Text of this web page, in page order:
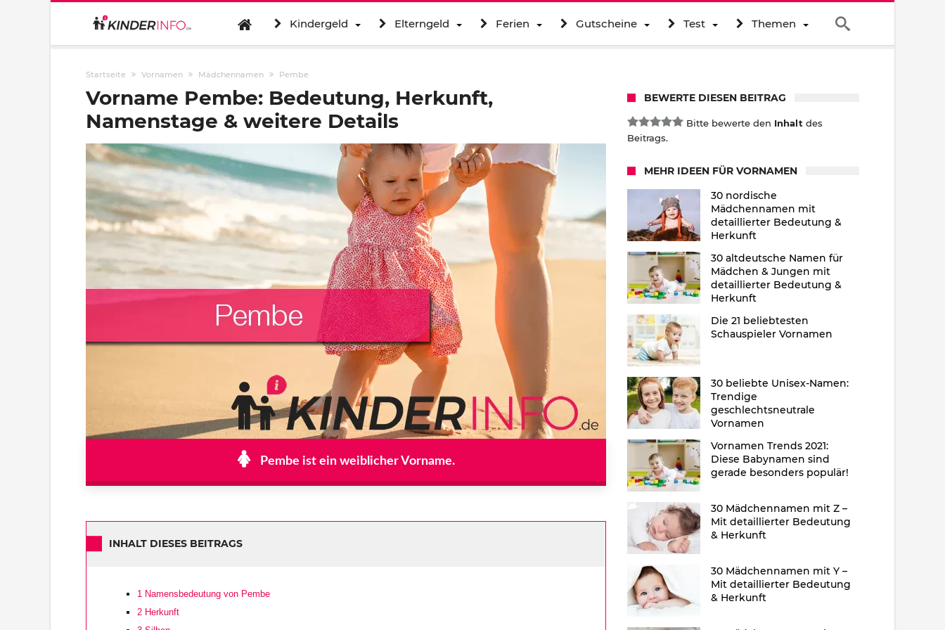
Kindergeld Elterngeld Ferien Gutscheine Test Themen
Startseite Vornamen Mädchennamen Pembe
Vorname Pembe: Bedeutung, Herkunft,
Namenstage & weitere Details
Pembe ist ein weiblicher Vorname.
INHALT DIESES BEITRAGS
1 Namensbedeutung von Pembe
2 Herkunft
BEWERTE DIESEN BEITRAG
Bitte bewerte den Inhalt des
Beitrags.
MEHR IDEEN FÜR VORNAMEN
30 nordische
Mädchennamen mit
detaillierter Bedeutung &
Herkunft
30 altdeutsche Namen für
Mädchen & Jungen mit
detaillierter Bedeutung &
Herkunft
Die 21 beliebtesten
Schauspieler Vornamen
30 beliebte Unisex-Namen:
Trendige
geschlechtsneutrale
Vornamen
Vornamen Trends 2021:
Diese Babynamen sind
gerade besonders populär!
30 Mädchennamen mit Z –
Mit detaillierter Bedeutung
& Herkunft
30 Mädchennamen mit Y –
Mit detaillierter Bedeutung
& Herkunft